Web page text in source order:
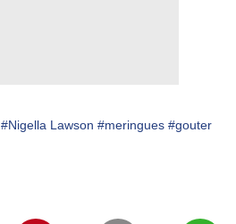
#Nigella Lawson #meringues #gouter